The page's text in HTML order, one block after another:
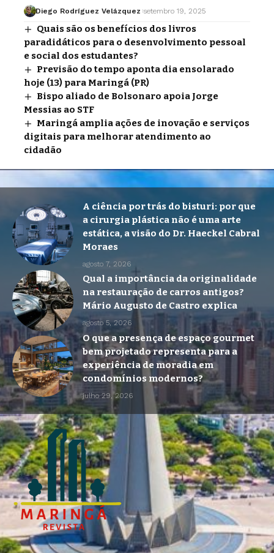
Diego Rodríguez Velázquez setembro 19, 2025
Quais são os benefícios dos livros
paradidáticos para o desenvolvimento pessoal
e social dos estudantes?
Previsão do tempo aponta dia ensolarado
hoje (13) para Maringá (PR)
Bispo aliado de Bolsonaro apoia Jorge
Messias ao STF
Maringá amplia ações de inovação e serviços
digitais para melhorar atendimento ao
cidadão
A ciência por trás do bisturi: por que
a cirurgia plástica não é uma arte
estática, a visão do Dr. Haeckel Cabral
Moraes
agosto 7, 2026
Qual a importância da originalidade
na restauração de carros antigos?
Mário Augusto de Castro explica
agosto 5, 2026
O que a presença de espaço gourmet
bem projetado representa para a
experiência de moradia em
condomínios modernos?
julho 29, 2026